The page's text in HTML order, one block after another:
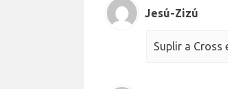
Jesú-Zizú
Suplir a Cross